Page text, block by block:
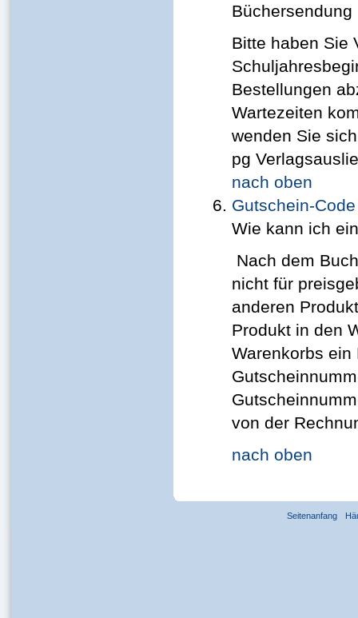
Bitte haben Sie
Bestellungen
Wartezeiten
wenden Sie
pg
nach oben
Gutschein-Code
Wie kann ich
Nach dem
nicht für
anderen
Produkt in den
Warenkorbs
von der
nach oben
Seitenanfang